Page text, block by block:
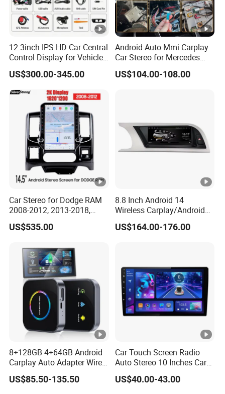
12.3inch IPS HD Car Central
Control Display for Vehicle
Interior Mercedes W246
Android Music Video Radio
GPS
US$300.00-345.00
Android Auto Mmi Carplay
Car Stereo for Mercedes
Ntg5.0 Upgrade
US$104.00-108.00
Car Stereo for Dodge RAM
2008-2012, 2013-2018,
2019-2024
US$535.00
8.8 Inch Android 14
Wireless Carplay/Android
Auto Digital Car Radio
Player for Audi A4 B8 S4 A5
US$164.00-176.00
8+128GB 4+64GB Android
Carplay Auto Adapter Wired
to Wireless Smart Car Ai
Box
US$85.50-135.50
Car Touch Screen Radio
Auto Stereo 10 Inches Car
Radio for Android & Apple
Car DVD Player
US$40.00-43.00